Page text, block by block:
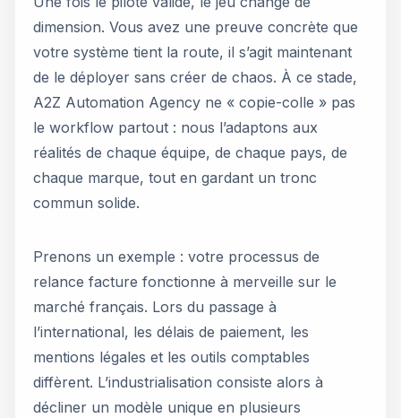
dimension. Vous avez une preuve concrète que
votre système tient la route, il s’agit maintenant
de le déployer sans créer de chaos. À ce stade,
A2Z Automation Agency ne « copie-colle » pas
le workflow partout : nous l’adaptons aux
réalités de chaque équipe, de chaque pays, de
chaque marque, tout en gardant un tronc
commun solide.
Prenons un exemple : votre processus de
relance facture fonctionne à merveille sur le
marché français. Lors du passage à
l’international, les délais de paiement, les
mentions légales et les outils comptables
diffèrent. L’industrialisation consiste alors à
décliner un modèle unique en plusieurs